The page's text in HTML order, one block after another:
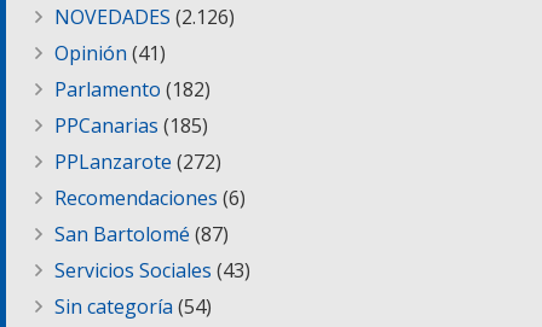
NOVEDADES (2.126)
Opinión (41)
Parlamento (182)
PPCanarias (185)
PPLanzarote (272)
Recomendaciones (6)
San Bartolomé (87)
Servicios Sociales (43)
Sin categoría (54)